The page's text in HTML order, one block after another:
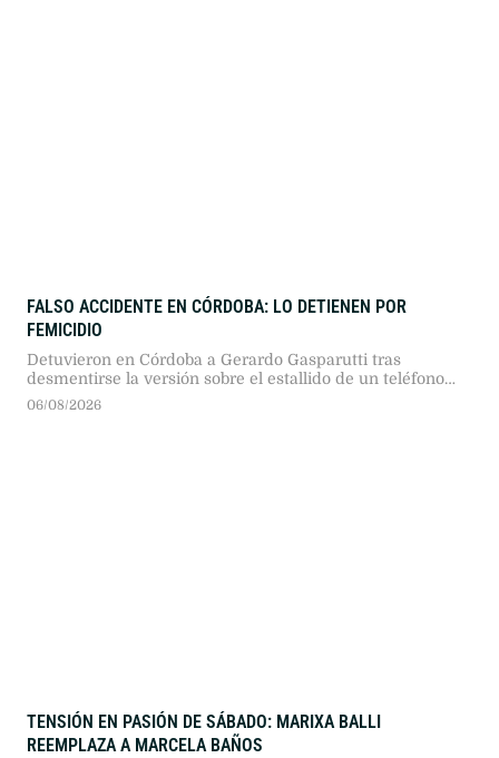
FALSO ACCIDENTE EN CÓRDOBA: LO DETIENEN POR
FEMICIDIO
Detuvieron en Córdoba a Gerardo Gasparutti tras
desmentirse la versión sobre el estallido de un teléfono
móvil en su automóvil. La fiscalía lo imputó por el
06/08/2026
TENSIÓN EN PASIÓN DE SÁBADO: MARIXA BALLI
REEMPLAZA A MARCELA BAÑOS